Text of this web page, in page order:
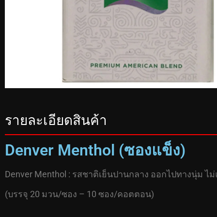
รายละเอียดสินค้า
Denver Menthol (ซองแข็ง)
Denver Menthol : รสชาติเย็นปานกลาง ออกไปทางนุ่ม ไ
(บรรจุ 20 มวน/ซอง – 10 ซอง/คอตตอน)